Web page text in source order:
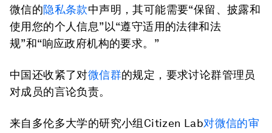
微信的隐私条款中声明，其可能需要“保留、披露和
使用您的个人信息”以“遵守适用的法律和法
规”和“响应政府机构的要求。”
中国还收紧了对微信群的规定，要求讨论群管理员
对成员的言论负责。
来自多伦多大学的研究小组Citizen Lab对微信的审